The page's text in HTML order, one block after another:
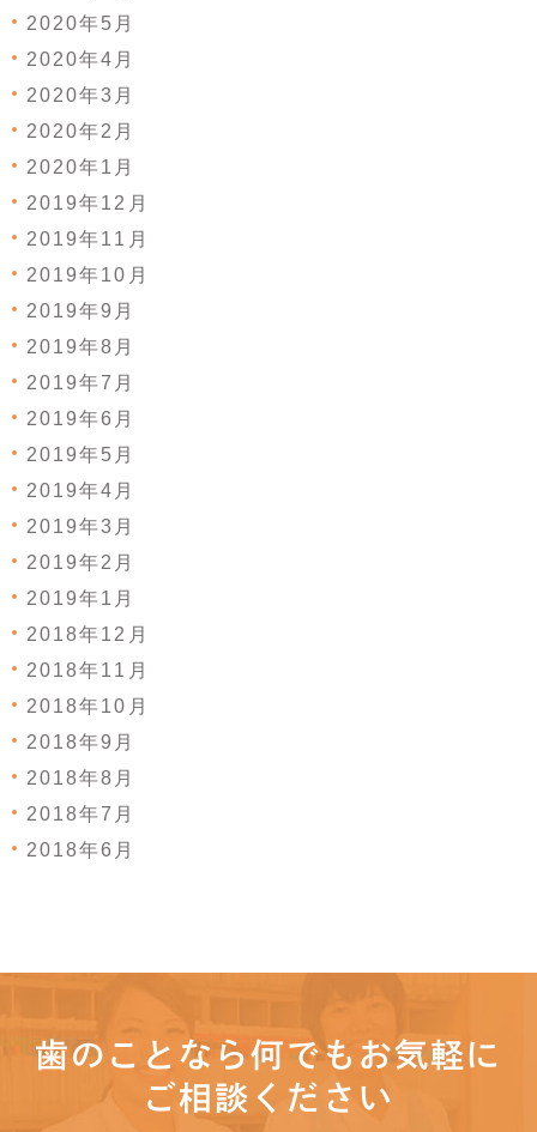
2020年5月
2020年4月
2020年3月
2020年2月
2020年1月
2019年12月
2019年11月
2019年10月
2019年9月
2019年8月
2019年7月
2019年6月
2019年5月
2019年4月
2019年3月
2019年2月
2019年1月
2018年12月
2018年11月
2018年10月
2018年9月
2018年8月
2018年7月
2018年6月
歯のことなら何でもお気軽に
ご相談ください